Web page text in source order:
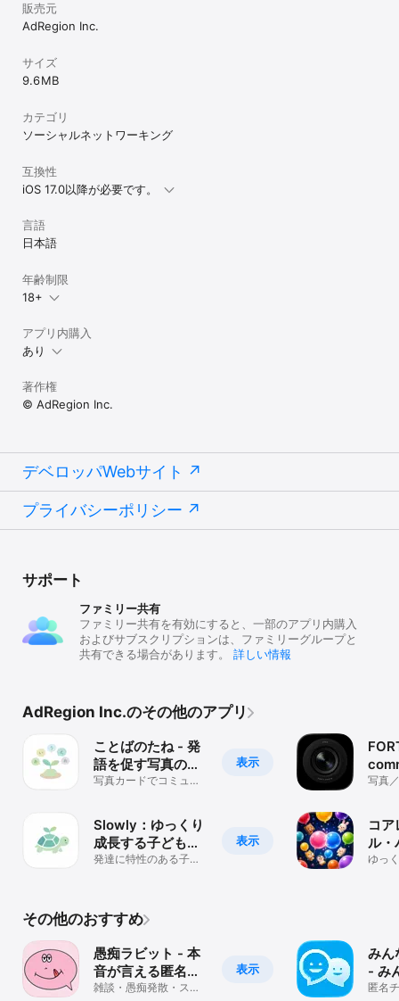
販売元
AdRegion Inc.
サイズ
9.6 MB
カテゴリ
ソーシャルネットワーキング
互換性
iOS 17.0以降が必要です。
言語
日本語
年齢制限
18+
アプリ内購入
あり
著作権
© AdRegion Inc.
デベロッパWebサイト
プライバシーポリシー
サポート
ファミリー共有
ファミリー共有を有効にすると、一部のアプリ内購入
およびサブスクリプションは、ファミリーグループと
共有できる場合があります。 詳しい情報
AdRegion Inc.のその他のアプリ
表示
ことばのたね - 発
語を促す写真の絵
カード
写真カードでコミュニ
表示
Slowly：ゆっくり
成長する子どもを
持つ親のコミュニ
発達に特性のある子ど
写真
コ
ル・
ーテ
ゆっ
その他のおすすめ
表示
愚痴ラビット - 本
音が言える匿名つ
ぶやきアプリ
雑談・愚痴発散・スト
みん
- み
匿名